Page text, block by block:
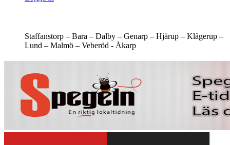
Staffanstorp – Bara – Dalby – Genarp – Hjärup – Klågerup –
Lund – Malmö – Veberöd - Åkarp